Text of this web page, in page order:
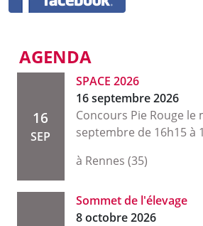
AGENDA
16
SEP
SPACE 2026
16 septembre 2026
Concours Pie Rouge le
septembre de 16h15 à
à Rennes (35)
Sommet de l'élevage
8 octobre 2026